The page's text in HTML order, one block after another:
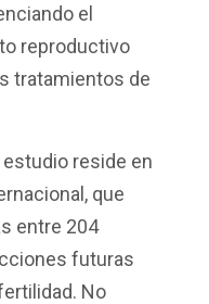
el
reproductivo
tratamientos de
reside en
que
entre 204
futuras
No